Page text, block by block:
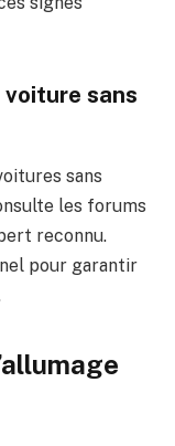
sans
sans
les forums
reconnu.
pour garantir